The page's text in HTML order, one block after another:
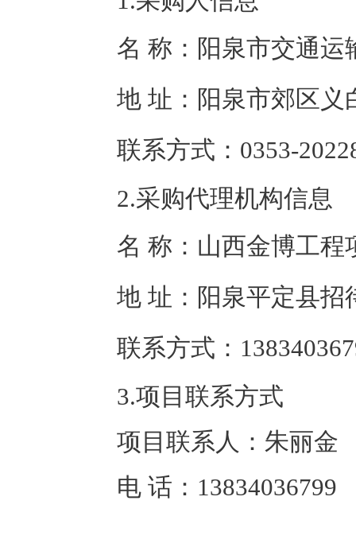
名 称： 阳泉市交通运
地 址： 阳泉市郊区义
联系方式： 0353-
2.采购代理机构信息
名 称： 山西金博工程
地 址： 阳泉平定县招
联系方式：
3.项目联系方式
项目联系人： 朱丽金
电 话： 13834036799